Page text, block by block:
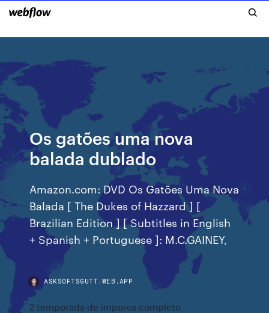
Os gatões uma nova
balada dublado
Amazon.com: DVD Os Gatões Uma Nova
Balada [ The Dukes of Hazzard ] [
Brazilian Edition ] [ Subtitles in English
+ Spanish + Portuguese ]: M.C.GAINEY,
ASKSOFTSGUTT.WEB.APP
2 temporada de impuros completo